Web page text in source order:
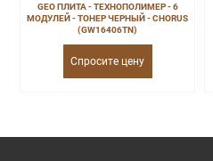
GEO ПЛИТА - ТЕХНОПОЛИМЕР - 6
МОДУЛЕЙ - ТОНЕР ЧЕРНЫЙ - CHORUS
(GW16406TN)
Спросите цену